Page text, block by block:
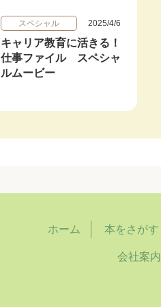
スペシャル 2025/4/6
キャリア教育に活きる！
仕事ファイル スペシャ
ルムービー
ホーム 本をさがす
会社案内